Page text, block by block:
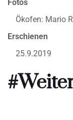
Fotos
Ökofen: Mario
Erschienen
25.9.2019